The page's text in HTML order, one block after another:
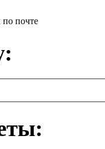
почте